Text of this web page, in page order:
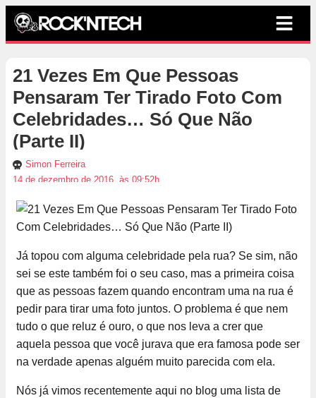
21 Vezes Em Que Pessoas
Pensaram Ter Tirado Foto Com
Celebridades… Só Que Não
(Parte II)
Simon Ferreira
14 de dezembro de 2016, às 09:52h
Já topou com alguma celebridade pela rua? Se sim, não
sei se este também foi o seu caso, mas a primeira coisa
que as pessoas fazem quando encontram uma na rua é
pedir para tirar uma foto juntos. O problema é que nem
tudo o que reluz é ouro, o que nos leva a crer que
aquela pessoa que você jurava que era famosa pode ser
na verdade apenas alguém muito parecida com ela.
Nós já vimos recentemente aqui no blog uma lista de